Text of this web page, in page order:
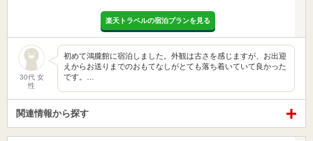
楽天トラベルの宿泊プランを見る
30代 女
性
初めて鴻朧館に宿泊しました。外観は古さを感じますが、お出迎
えからお送りまでのおもてなしがとても落ち着いていて良かった
です。…
関連情報から探す